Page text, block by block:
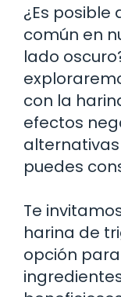
¿Es
común en
lado
con la
efectos
puedes
Te
harina de
opción